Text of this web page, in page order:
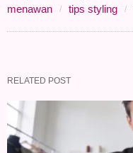
menawan
tips styling
RELATED POST